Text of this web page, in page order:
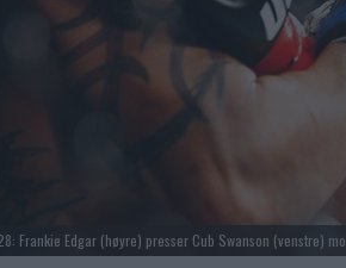
Frankie Edgar (høyre) presser Cub Swanson (venstre)